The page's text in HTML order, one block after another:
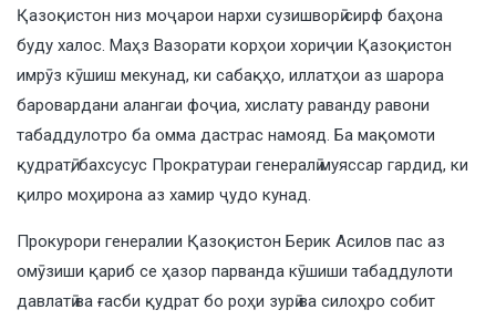
Қазоқистон низ моҷарои нархи сузишворӣ сирф баҳона
буду халос. Маҳз Вазорати корҳои хориҷии Қазоқистон
имрӯз кӯшиш мекунад, ки сабақҳо, иллатҳои аз шарора
баровардани алангаи фоҷиа, хислату раванду равони
табаддулотро ба омма дастрас намояд. Ба мақомоти
қудратӣ, бахсусус Прократураи генералӣ муяссар гардид, ки
қилро моҳирона аз хамир ҷудо кунад.
Прокурори генералии Қазоқистон Берик Асилов пас аз
омӯзиши қариб се ҳазор парванда кӯшиши табаддулоти
давлатӣ ва ғасби қудрат бо роҳи зурӣ ва силоҳро собит